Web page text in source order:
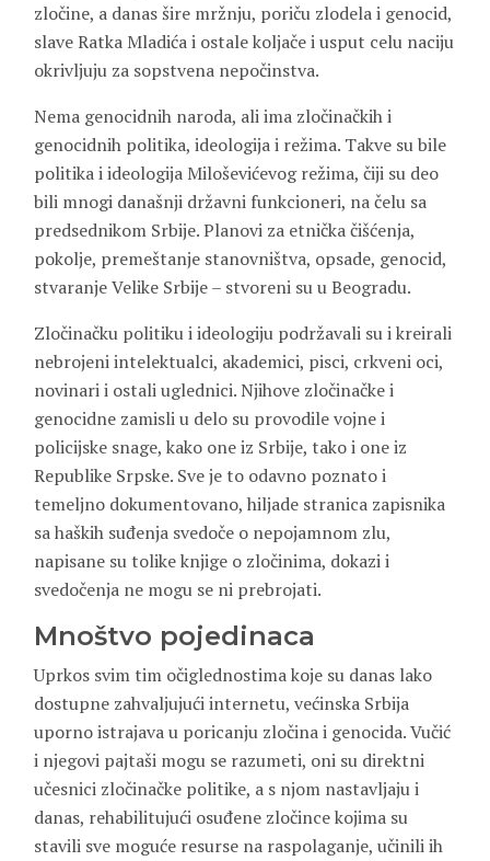
zločine, a danas šire mržnju, poriču zlodela i genocid,
slave Ratka Mladića i ostale koljače i usput celu naciju
okrivljuju za sopstvena nepočinstva.
Nema genocidnih naroda, ali ima zločinačkih i
genocidnih politika, ideologija i režima. Takve su bile
politika i ideologija Miloševićevog režima, čiji su deo
bili mnogi današnji državni funkcioneri, na čelu sa
predsednikom Srbije. Planovi za etnička čišćenja,
pokolje, premeštanje stanovništva, opsade, genocid,
stvaranje Velike Srbije – stvoreni su u Beogradu.
Zločinačku politiku i ideologiju podržavali su i kreirali
nebrojeni intelektualci, akademici, pisci, crkveni oci,
novinari i ostali uglednici. Njihove zločinačke i
genocidne zamisli u delo su provodile vojne i
policijske snage, kako one iz Srbije, tako i one iz
Republike Srpske. Sve je to odavno poznato i
temeljno dokumentovano, hiljade stranica zapisnika
sa haških suđenja svedoče o nepojamnom zlu,
napisane su tolike knjige o zločinima, dokazi i
svedočenja ne mogu se ni prebrojati.
Mnoštvo pojedinaca
Uprkos svim tim očiglednostima koje su danas lako
dostupne zahvaljujući internetu, većinska Srbija
uporno istrajava u poricanju zločina i genocida. Vučić
i njegovi pajtaši mogu se razumeti, oni su direktni
učesnici zločinačke politike, a s njom nastavljaju i
danas, rehabilitujući osuđene zločince kojima su
stavili sve moguće resurse na raspolaganje, učinili ih